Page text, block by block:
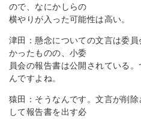
ので、なにかしらの
横やりが入った可能性は高い。
津田：懸念についての文言は委
かったものの、小委
員会の報告書は公開されている
んですよね。
猿田：そうなんです。文言が削
して報告書を出す必